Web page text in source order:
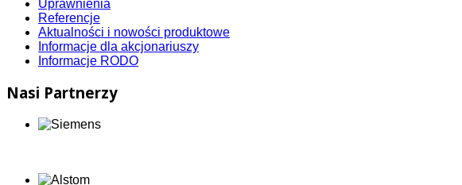
Uprawnienia
Referencje
Aktualności i nowości produktowe
Informacje dla akcjonariuszy
Informacje RODO
Nasi Partnerzy